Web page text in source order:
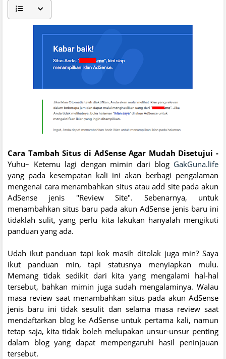
Cara Tambah Situs di AdSense Agar Mudah Disetujui -
Yuhu~ Ketemu lagi dengan mimin dari blog GakGuna.life
yang pada kesempatan kali ini akan berbagi pengalaman
mengenai cara menambahkan situs atau add site pada akun
AdSense jenis "Review Site". Sebenarnya, untuk
menambahkan situs baru pada akun AdSense jenis baru ini
tidaklah sulit, yang perlu kita lakukan hanyalah mengikuti
panduan yang ada.
Udah ikut panduan tapi kok masih ditolak juga min? Saya
ikut panduan min, tapi statusnya menyiapkan mulu.
Memang tidak sedikit dari kita yang mengalami hal-hal
tersebut, bahkan mimin juga sudah mengalaminya. Walau
masa review saat menambahkan situs pada akun AdSense
jenis baru ini tidak sesulit dan selama masa review saat
mendaftarkan blog ke AdSense untuk pertama kali, namun
tetap saja, kita tidak boleh melupakan unsur-unsur penting
dalam blog yang dapat mempengaruhi hasil peninjauan
tersebut.